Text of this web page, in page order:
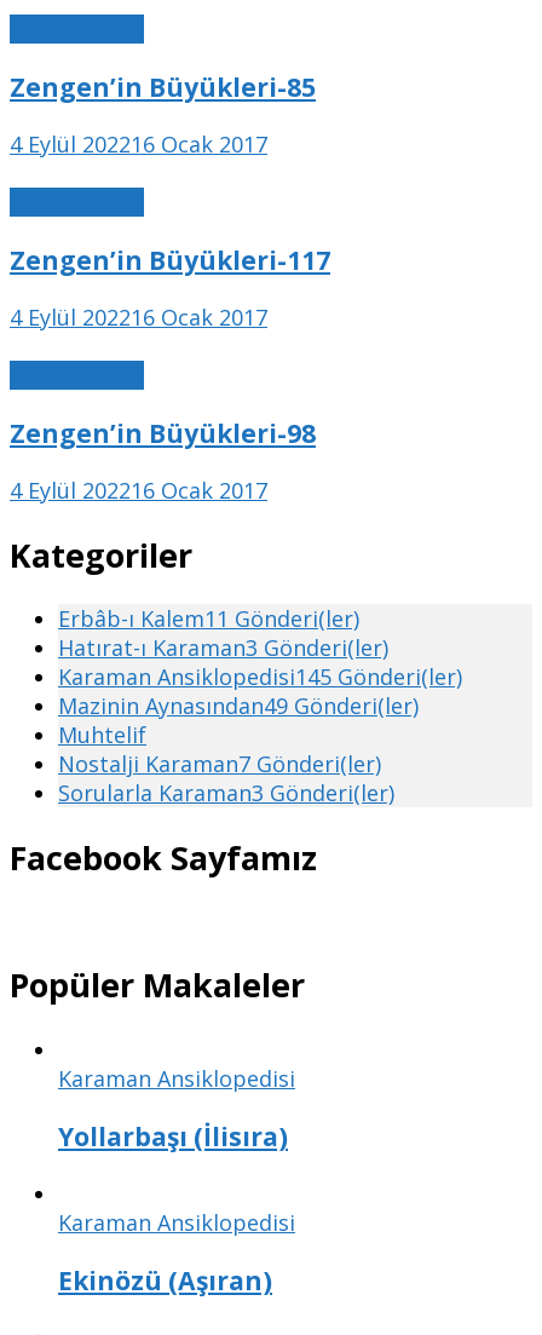
Zengen’in Büyükleri-85
4 Eylül 202216 Ocak 2017
Zengen’in Büyükleri-117
4 Eylül 202216 Ocak 2017
Zengen’in Büyükleri-98
4 Eylül 202216 Ocak 2017
Kategoriler
Erbâb-ı Kalem11 Gönderi(ler)
Hatırat-ı Karaman3 Gönderi(ler)
Karaman Ansiklopedisi145 Gönderi(ler)
Mazinin Aynasından49 Gönderi(ler)
Muhtelif
Nostalji Karaman7 Gönderi(ler)
Sorularla Karaman3 Gönderi(ler)
Facebook Sayfamız
Popüler Makaleler
Karaman Ansiklopedisi
Yollarbaşı (İlisıra)
Karaman Ansiklopedisi
Ekinözü (Aşıran)